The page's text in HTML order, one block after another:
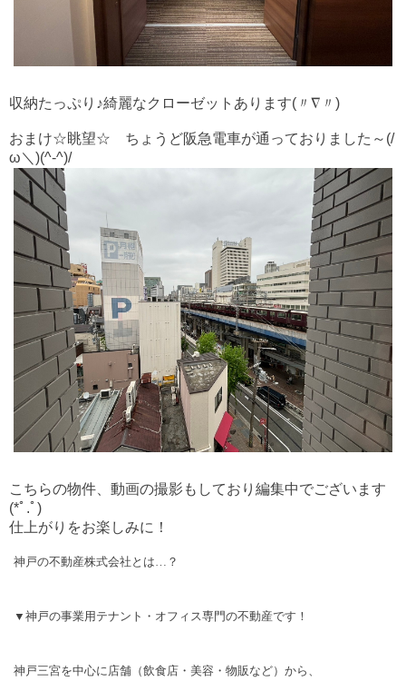
収納たっぷり♪綺麗なクローゼットあります(〃∇〃)
おまけ☆眺望☆ ちょうど阪急電車が通っておりました～(/
ω＼)(^-^)/
こちらの物件、動画の撮影もしており編集中でございます
(*ﾟ.ﾟ)ゞ
仕上がりをお楽しみに！
神戸の不動産株式会社とは…？
▼神戸の事業用テナント・オフィス専門の不動産です！
神戸三宮を中心に店舗（飲食店・美容・物販など）から、